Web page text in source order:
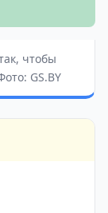
чтобы
GS.BY